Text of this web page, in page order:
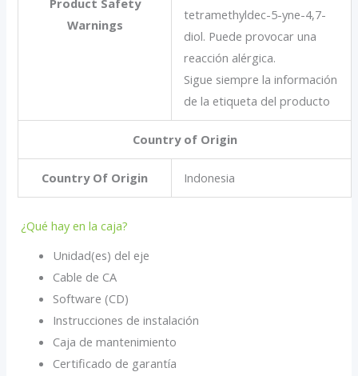
Product Safety
Warnings
tetramethyldec-5-yne-4,7-
diol. Puede provocar una
reacción alérgica.
Sigue siempre la información
de la etiqueta del producto
Country of Origin
Country Of Origin Indonesia
¿Qué hay en la caja?
Unidad(es) del eje
Cable de CA
Software (CD)
Instrucciones de instalación
Caja de mantenimiento
Certificado de garantía